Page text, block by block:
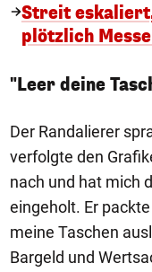
Streit
plötzlich
"Leer deine
Der Randalierer
verfolgte den
nach und hat mich
eingeholt. Er
meine Taschen
Bargeld und